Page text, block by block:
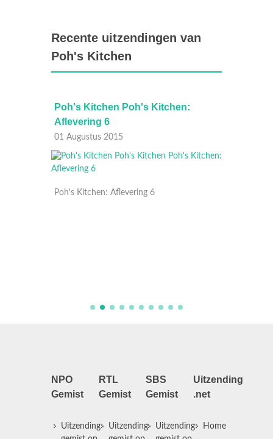
Recente uitzendingen van
Poh's Kitchen
Poh's Kitchen Poh's Kitchen:
Aflevering 6
01 Augustus 2015
Poh's Kitchen: Aflevering 6
NPO
Gemist
Uitzending
RTL
Gemist
Uitzending
SBS
Gemist
Uitzending
Uitzending
.net
Home